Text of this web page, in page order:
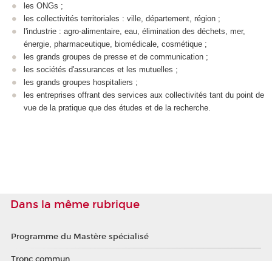
les ONGs ;
les collectivités territoriales : ville, département, région ;
l'industrie : agro-alimentaire, eau, élimination des déchets, mer,
énergie, pharmaceutique, biomédicale, cosmétique ;
les grands groupes de presse et de communication ;
les sociétés d'assurances et les mutuelles ;
les grands groupes hospitaliers ;
les entreprises offrant des services aux collectivités tant du point de
vue de la pratique que des études et de la recherche.
Dans la même rubrique
Programme du Mastère spécialisé